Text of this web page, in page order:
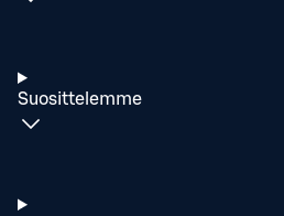
Suosittelemme